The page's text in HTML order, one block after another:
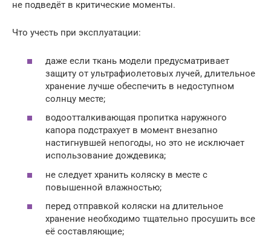
не подведёт в критические моменты.
Что учесть при эксплуатации:
даже если ткань модели предусматривает
защиту от ультрафиолетовых лучей, длительное
хранение лучше обеспечить в недоступном
солнцу месте;
водоотталкивающая пропитка наружного
капора подстрахует в момент внезапно
настигнувшей непогоды, но это не исключает
использование дождевика;
не следует хранить коляску в месте с
повышенной влажностью;
перед отправкой коляски на длительное
хранение необходимо тщательно просушить все
её составляющие;